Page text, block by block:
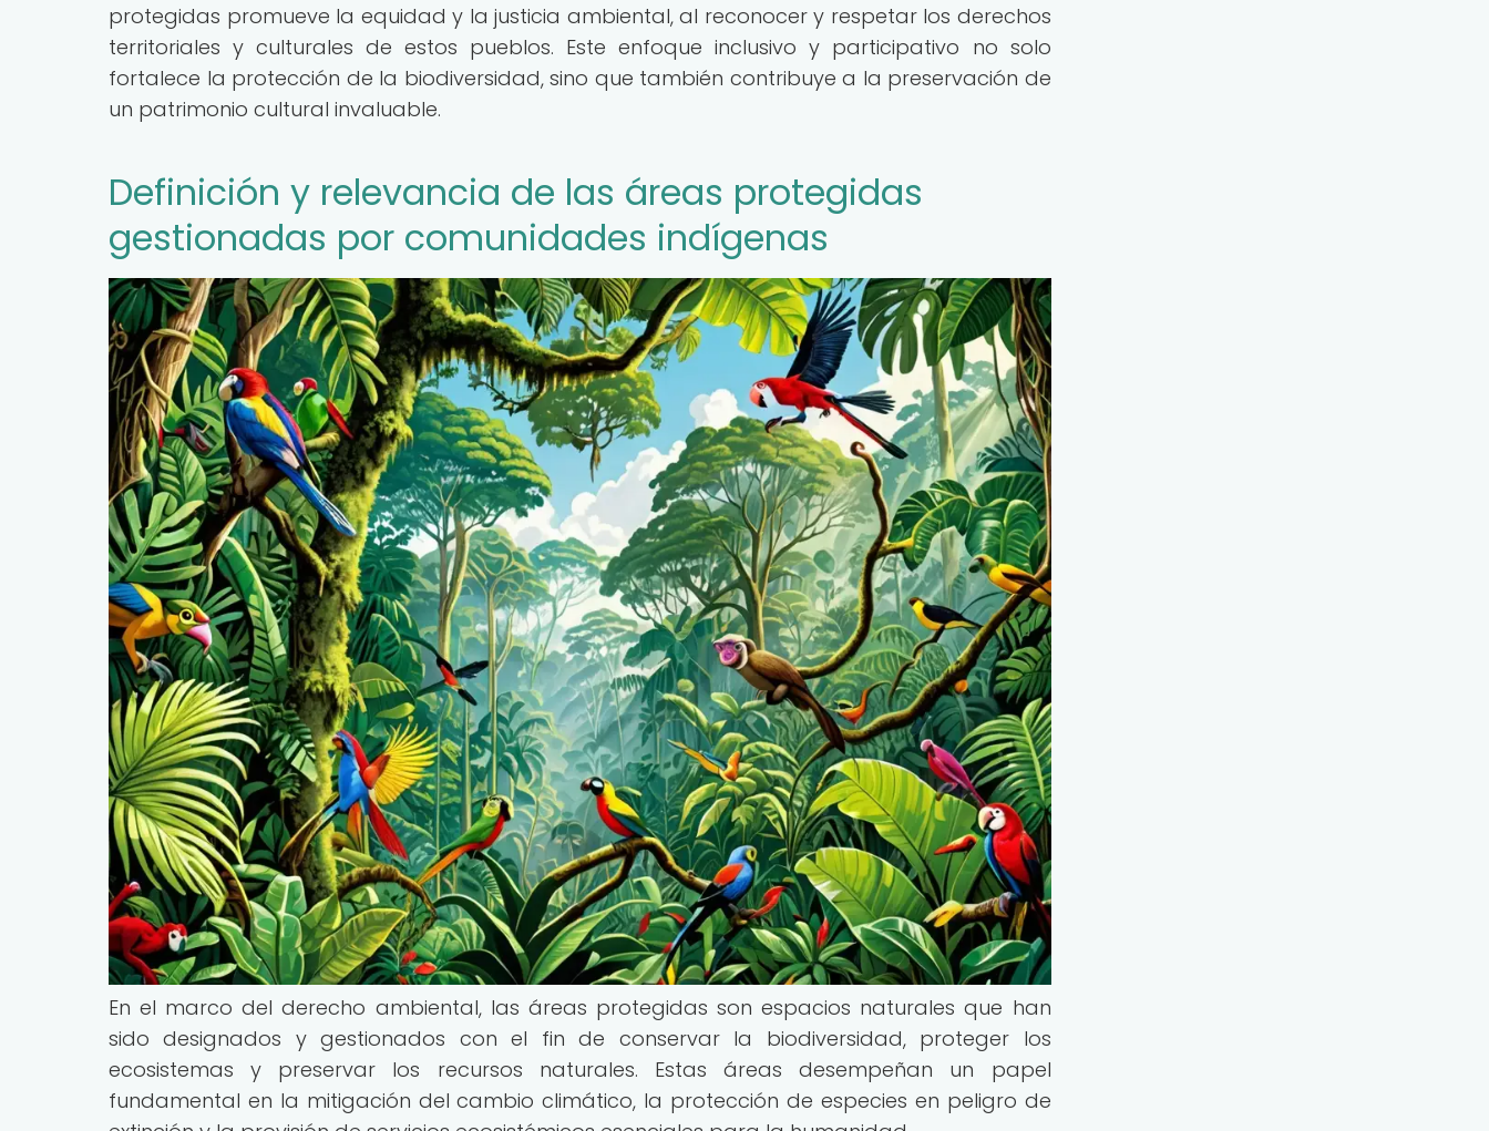
protegidas promueve la equidad y la justicia ambiental, al reconocer y respetar los derechos
territoriales y culturales de estos pueblos. Este enfoque inclusivo y participativo no solo
fortalece la protección de la biodiversidad, sino que también contribuye a la preservación de
un patrimonio cultural invaluable.
Definición y relevancia de las áreas protegidas
gestionadas por comunidades indígenas
En el marco del derecho ambiental, las áreas protegidas son espacios naturales que han
sido designados y gestionados con el fin de conservar la biodiversidad, proteger los
ecosistemas y preservar los recursos naturales. Estas áreas desempeñan un papel
fundamental en la mitigación del cambio climático, la protección de especies en peligro de